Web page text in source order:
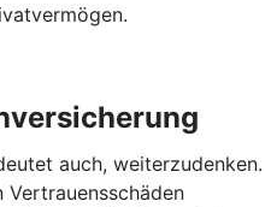
auch, weiterzudenken.
Vertrauensschäden